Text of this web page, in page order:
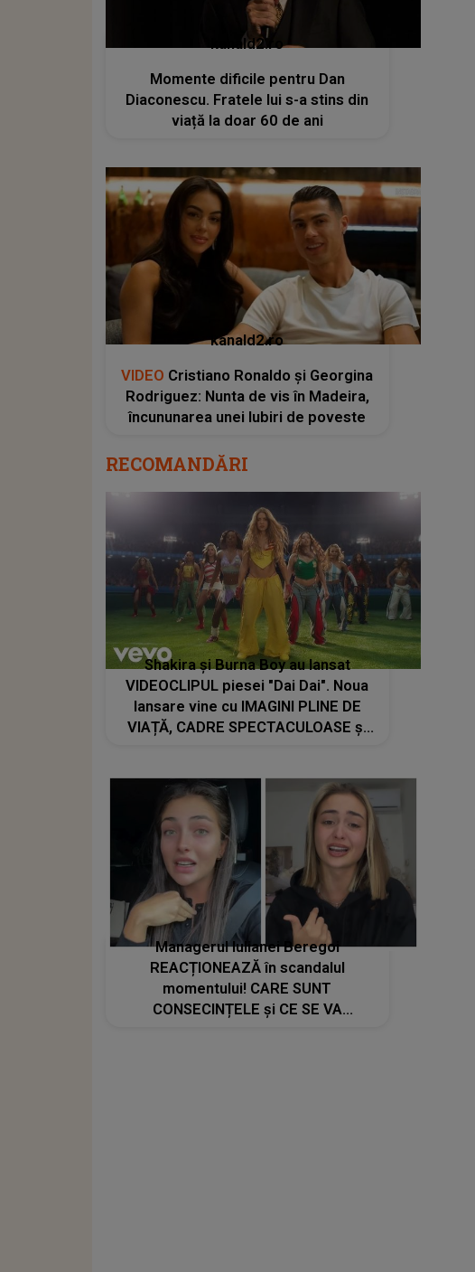
kanald2.ro
Momente dificile pentru Dan
Diaconescu. Fratele lui s-a stins din
viață la doar 60 de ani
kanald2.ro
VIDEO Cristiano Ronaldo și Georgina
Rodriguez: Nunta de vis în Madeira,
încununarea unei Iubiri de poveste
RECOMANDĂRI
Shakira și Burna Boy au lansat
VIDEOCLIPUL piesei "Dai Dai". Noua
lansare vine cu IMAGINI PLINE DE
VIAȚĂ, CADRE SPECTACULOASE și
Managerul Iulianei Beregoi
REACȚIONEAZĂ în scandalul
momentului! CARE SUNT
CONSECINȚELE și CE SE VA